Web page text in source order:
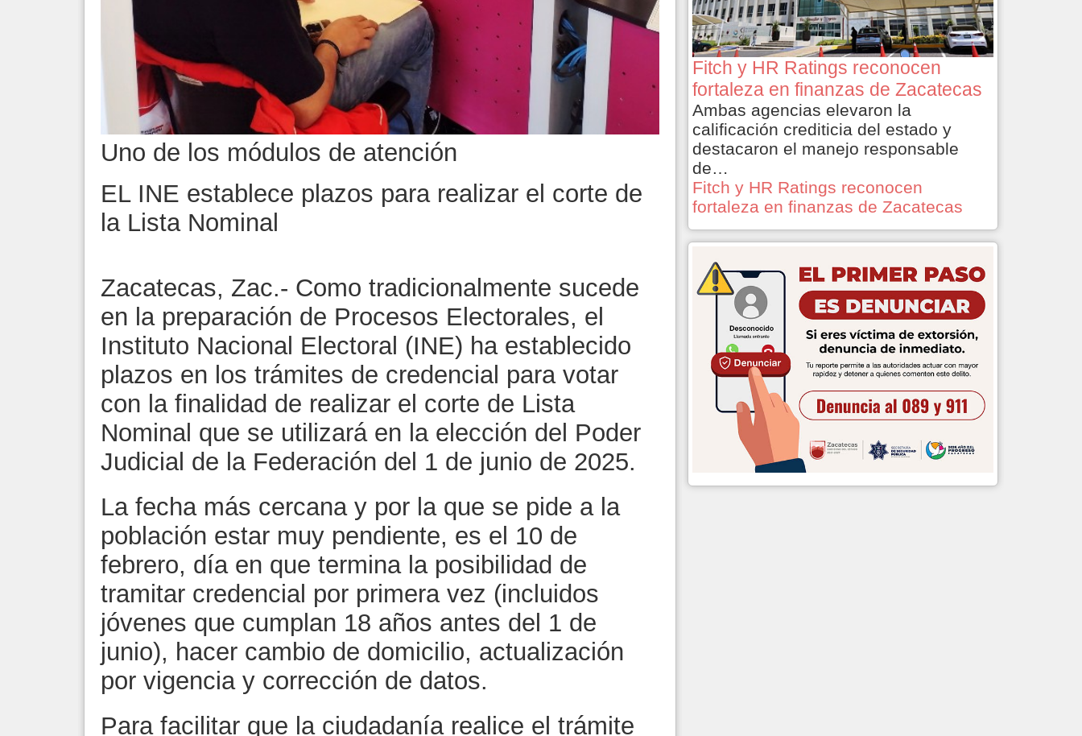
Uno de los módulos de atención
EL INE establece plazos para realizar el corte de
la Lista Nominal
Zacatecas, Zac.- Como tradicionalmente sucede
en la preparación de Procesos Electorales, el
Instituto Nacional Electoral (INE) ha establecido
plazos en los trámites de credencial para votar
con la finalidad de realizar el corte de Lista
Nominal que se utilizará en la elección del Poder
Judicial de la Federación del 1 de junio de 2025.
La fecha más cercana y por la que se pide a la
población estar muy pendiente, es el 10 de
febrero, día en que termina la posibilidad de
tramitar credencial por primera vez (incluidos
jóvenes que cumplan 18 años antes del 1 de
junio), hacer cambio de domicilio, actualización
por vigencia y corrección de datos.
Para facilitar que la ciudadanía realice el trámite
Fitch y HR Ratings reconocen
fortaleza en finanzas de Zacatecas
Ambas agencias elevaron la
calificación crediticia del estado y
destacaron el manejo responsable
de…
Fitch y HR Ratings reconocen
fortaleza en finanzas de Zacatecas